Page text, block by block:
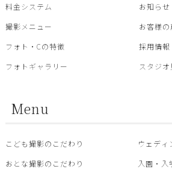
料金システム
撮影メニュー
フォト・Cの特徴
フォトギャラリー
お知らせ
お客様の
採用情報
スタジ
Menu
こども撮影のこだわり
おとな撮影のこだわり
ウェディ
入園・入